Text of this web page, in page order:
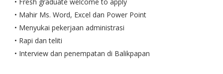
• Mahir Ms. Word, Excel dan Power Point
• Menyukai pekerjaan administrasi
• Rapi dan teliti
• Interview dan penempatan di Balikpapan